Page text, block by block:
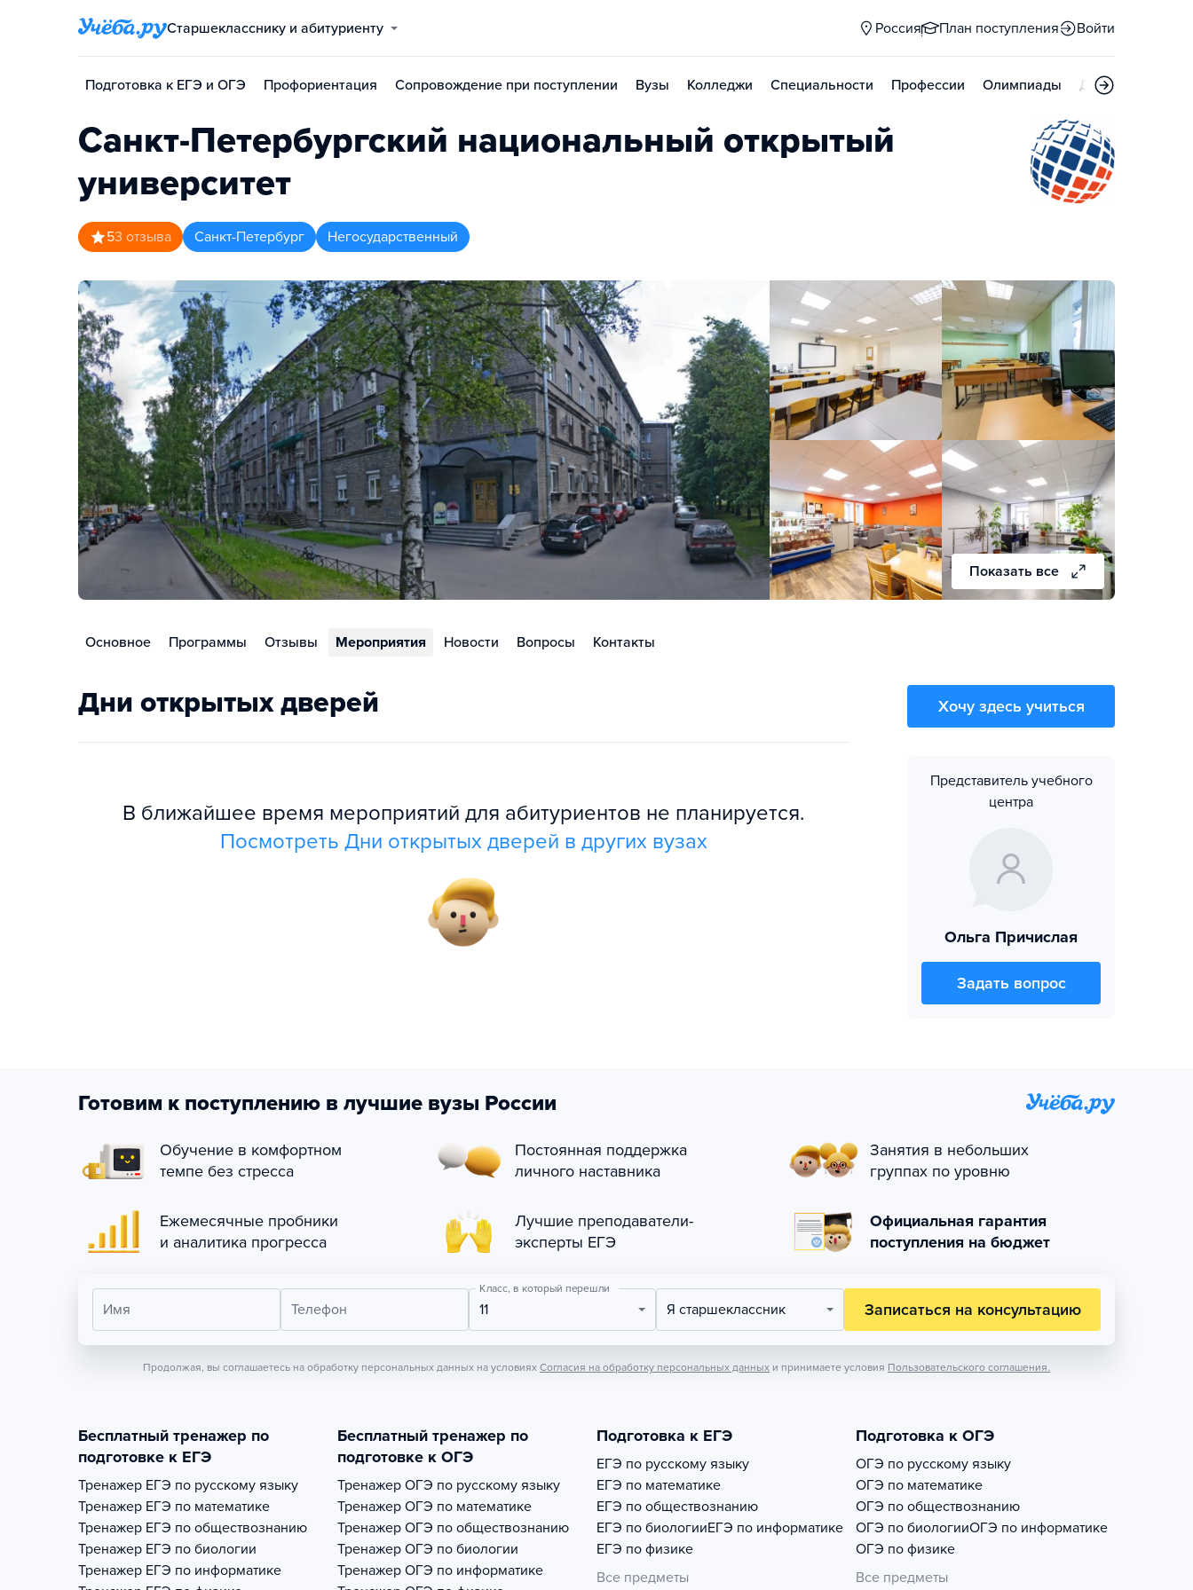
Старшекласснику и абитуриенту Россия План поступления Войти
Подготовка к ЕГЭ и ОГЭ Профориентация Сопровождение при поступлении Вузы Колледжи Специальности Профессии Олимпиады Дни открытых
Санкт-Петербургский национальный открытый
университет
53 отзыва Санкт-Петербург Негосударственный
Показать все
Основное Программы Отзывы Мероприятия Новости Вопросы Контакты
Дни открытых дверей
В ближайшее время мероприятий для абитуриентов не планируется.
Посмотреть Дни открытых дверей в других вузах
Хочу здесь учиться
Представитель учебного
центра
Ольга Причислая
Задать вопрос
Готовим к поступлению в лучшие вузы России
Обучение в комфортном
темпе без стресса
Постоянная поддержка
личного наставника
Занятия в небольших
группах по уровню
Ежемесячные пробники
и аналитика прогресса
Лучшие преподаватели-
эксперты ЕГЭ
Официальная гарантия
поступления на бюджет
Имя Телефон
Класс, в который перешли
11 Я старшеклассник Записаться на консультацию
Продолжая, вы соглашаетесь на обработку персональных данных на условиях Согласия на обработку персональных данных и принимаете условия Пользовательского соглашения.
Бесплатный тренажер по
подготовке к ЕГЭ
Тренажер ЕГЭ по русскому языку
Тренажер ЕГЭ по математике
Тренажер ЕГЭ по обществознанию
Тренажер ЕГЭ по биологии
Тренажер ЕГЭ по информатике
Бесплатный тренажер по
подготовке к ОГЭ
Тренажер ОГЭ по русскому языку
Тренажер ОГЭ по математике
Тренажер ОГЭ по обществознанию
Тренажер ОГЭ по биологии
Тренажер ОГЭ по информатике
Подготовка к ЕГЭ
ЕГЭ по русскому языку
ЕГЭ по математике
ЕГЭ по обществознанию
ЕГЭ по биологииЕГЭ по информатике
ЕГЭ по физике
Все предметы
Подготовка к ОГЭ
ОГЭ по русскому языку
ОГЭ по математике
ОГЭ по обществознанию
ОГЭ по биологииОГЭ по информатике
ОГЭ по физике
Все предметы